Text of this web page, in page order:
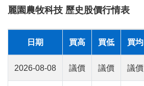
麗園農牧科技 歷史股價行情表
日期 買高 買低 買均
2026-08-08 議價 議價 議價